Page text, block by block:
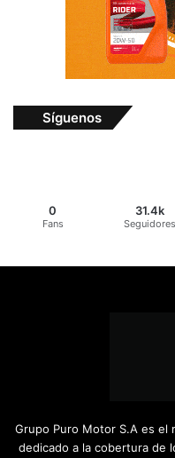
Síguenos
0
Fans
31.4k
Seguidores
Grupo Puro Motor S.A es el
dedicado a la cobertura de